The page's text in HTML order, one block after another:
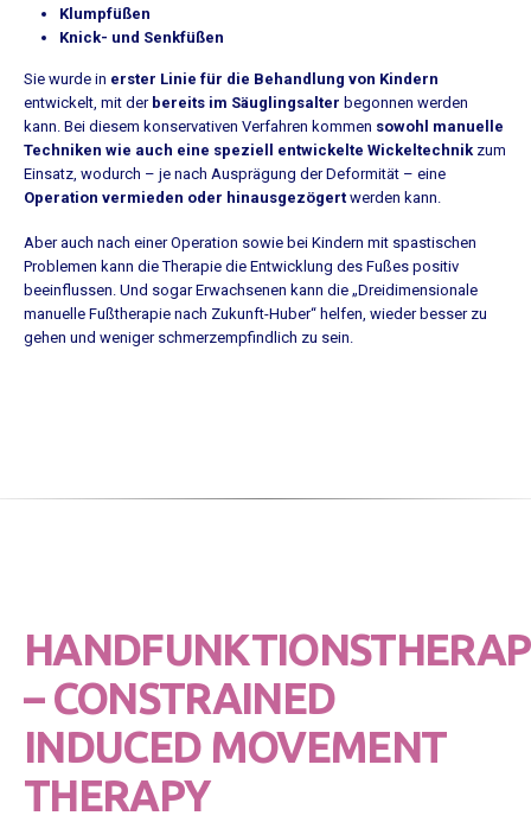
Klumpfüßen
Knick- und Senkfüßen
Sie wurde in erster Linie für die Behandlung von Kindern
entwickelt, mit der bereits im Säuglingsalter begonnen werden
kann. Bei diesem konservativen Verfahren kommen sowohl manuelle
Techniken wie auch eine speziell entwickelte Wickeltechnik zum
Einsatz, wodurch – je nach Ausprägung der Deformität – eine
Operation vermieden oder hinausgezögert werden kann.
Aber auch nach einer Operation sowie bei Kindern mit spastischen
Problemen kann die Therapie die Entwicklung des Fußes positiv
beeinflussen. Und sogar Erwachsenen kann die „Dreidimensionale
manuelle Fußtherapie nach Zukunft-Huber“ helfen, wieder besser zu
gehen und weniger schmerzempfindlich zu sein.
– CONSTRAINED
INDUCED MOVEMENT
THERAPY